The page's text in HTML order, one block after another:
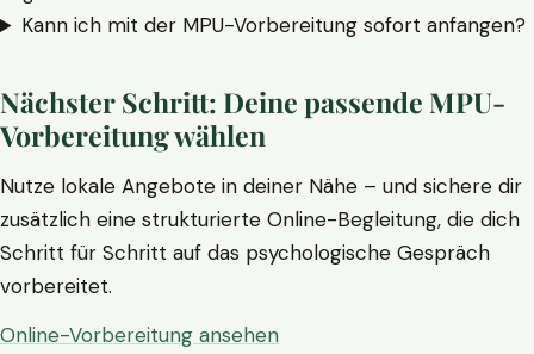
Kann ich mit der MPU-Vorbereitung sofort anfangen?
Nächster Schritt: Deine passende MPU-
Vorbereitung wählen
Nutze lokale Angebote in deiner Nähe – und sichere dir
zusätzlich eine strukturierte Online-Begleitung, die dich
Schritt für Schritt auf das psychologische Gespräch
vorbereitet.
Online-Vorbereitung ansehen